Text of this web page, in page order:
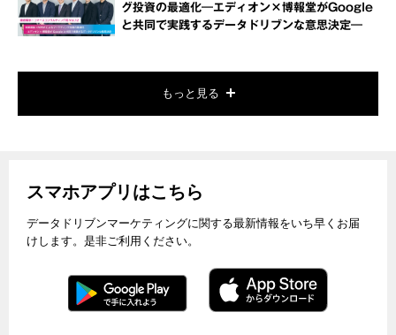
グ投資の最適化―エディオン×博報堂がGoogle
と共同で実践するデータドリブンな意思決定―
もっと見る
スマホアプリはこちら
データドリブンマーケティングに関する最新情報をいち早くお届
けします。是非ご利用ください。